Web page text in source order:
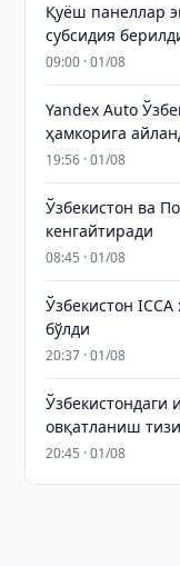
Қуёш панеллар
субсидия
09:00 · 01/08
Yandex Auto
ҳамкорига
19:56 · 01/08
Ўзбекистон ва
кенгайтиради
08:45 · 01/08
Ўзбекистон
бўлди
20:37 · 01/08
Ўзбекистондаги
овқатланиш
20:45 · 01/08